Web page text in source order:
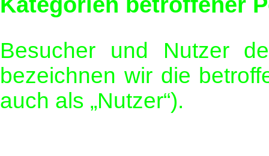
Besucher und Nutzer
bezeichnen wir die
auch als „Nutzer“).